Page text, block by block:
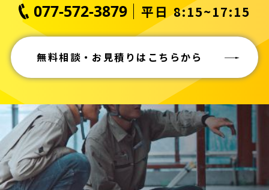
077-572-3879 平日 8:15~17:15
無料相談・お見積りはこちらから